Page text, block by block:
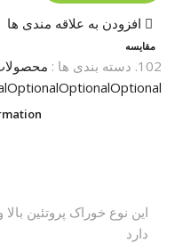
افزودن به علاقه مندی ها
مقایسه
102
. دسته بندی ها :
اين نوع خوراک پروتئين
دارد